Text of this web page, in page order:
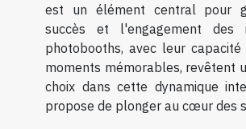
est un élément central pour
succès et l'engagement des
photobooths, avec leur
moments mémorables, revêtent
choix dans cette dynamique
propose de plonger au cœur des